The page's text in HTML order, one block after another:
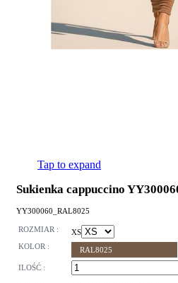
Tap to expand
Sukienka cappuccino
YY300060_RAL8025
ROZMIAR : XS
KOLOR :
RAL8025
ILOŚĆ :